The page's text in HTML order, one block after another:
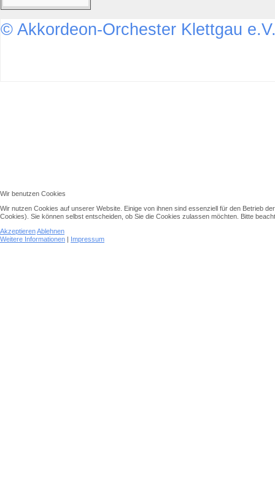
© Akkordeon-Orchester Klettgau
Wir benutzen Cookies
Wir nutzen Cookies auf unserer Website. Einige von ihnen sind essenziell für den Betrieb
Cookies). Sie können selbst entscheiden, ob Sie die Cookies zulassen möchten. Bitte
AkzeptierenAblehnen
Weitere Informationen | Impressum